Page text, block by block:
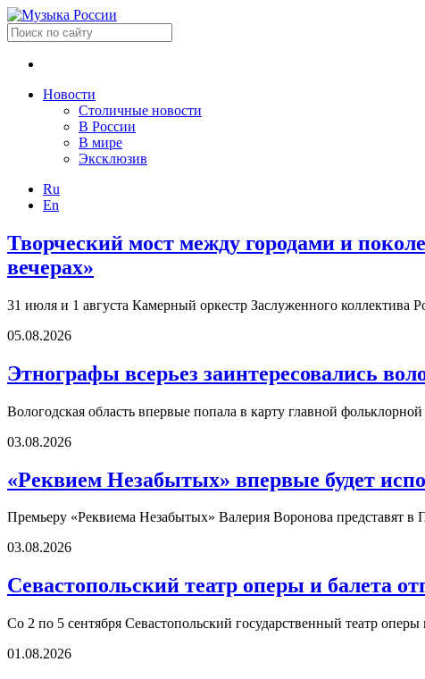
Новости
Столичные новости
В России
В мире
Эксклюзив
Ru
En
Творческий мост между городами и
вечерах»
31 июля и 1 августа Камерный оркестр Заслуженного
05.08.2026
Этнографы всерьез заинтересовались
Вологодская область впервые попала в карту главной
03.08.2026
«Реквием Незабытых» впервые будет
Премьеру «Реквиема Незабытых» Валерия Воронова представят в
03.08.2026
Севастопольский театр оперы и балета
Со 2 по 5 сентября Севастопольский государственный театр
01.08.2026